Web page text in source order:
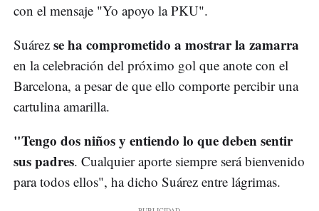
con el mensaje "Yo apoyo la PKU".
Suárez se ha comprometido a mostrar la zamarra
en la celebración del próximo gol que anote con el
Barcelona, a pesar de que ello comporte percibir una
cartulina amarilla.
"Tengo dos niños y entiendo lo que deben sentir
sus padres. Cualquier aporte siempre será bienvenido
para todos ellos", ha dicho Suárez entre lágrimas.